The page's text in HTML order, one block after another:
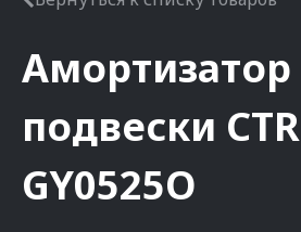
Амортизатор
подвески CTR
GY0525O